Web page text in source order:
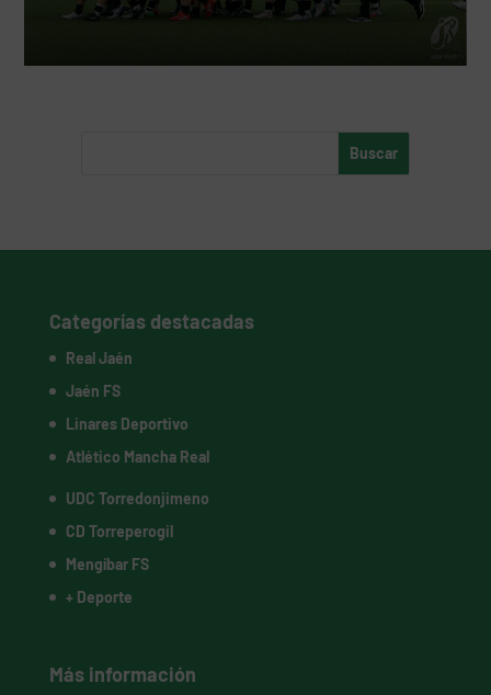
Categorías destacadas
Real Jaén
Jaén FS
Linares Deportivo
Atlético Mancha Real
UDC Torredonjimeno
CD Torreperogil
Mengíbar FS
+ Deporte
Más información